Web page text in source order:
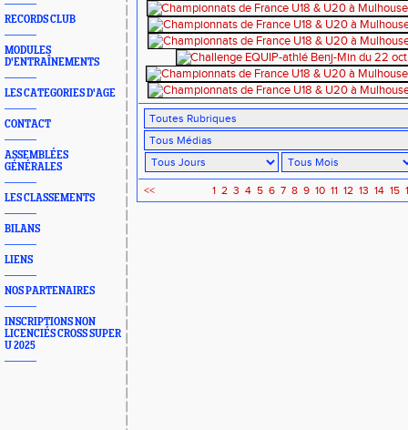
RECORDS CLUB
MODULES
D'ENTRAÎNEMENTS
LES CATEGORIES D'AGE
CONTACT
ASSEMBLÉES
GÉNÉRALES
LES CLASSEMENTS
BILANS
LIENS
NOS PARTENAIRES
INSCRIPTIONS NON
LICENCIÉS CROSS SUPER
U 2025
<< 1 2 3 4 5 6 7 8 9 10 11 12 13 14 15